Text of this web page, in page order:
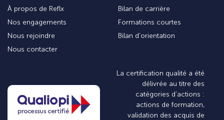
À propos de Reflx
Nos engagements
Nous rejoindre
Nous contacter
Bilan de carrière
Formations courtes
Bilan d’orientation
La certification qualité a été
délivrée au titre des
catégories d’actions :
actions de formation,
validation des acquis de